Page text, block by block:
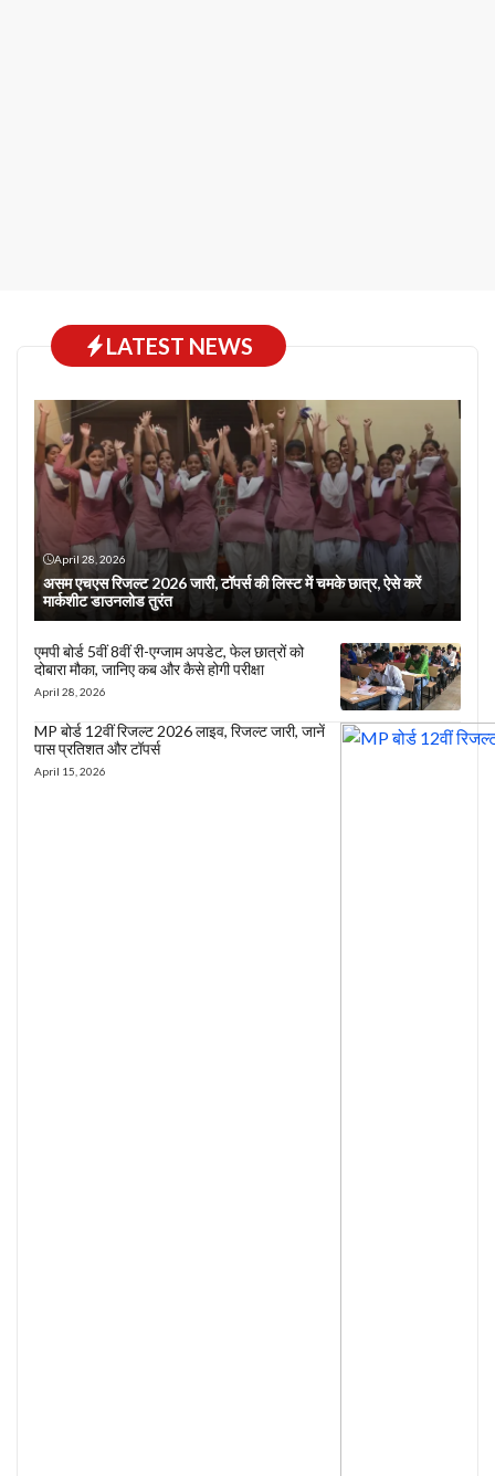
LATEST NEWS
April 28, 2026
असम एचएस रिजल्ट 2026 जारी, टॉपर्स की लिस्ट में चमके छात्र, ऐसे करें
मार्कशीट डाउनलोड तुरंत
एमपी बोर्ड 5वीं 8वीं री-एग्जाम अपडेट, फेल छात्रों को
दोबारा मौका, जानिए कब और कैसे होगी परीक्षा
April 28, 2026
MP बोर्ड 12वीं रिजल्ट 2026 लाइव, रिजल्ट जारी, जानें
पास प्रतिशत और टॉपर्स
April 15, 2026